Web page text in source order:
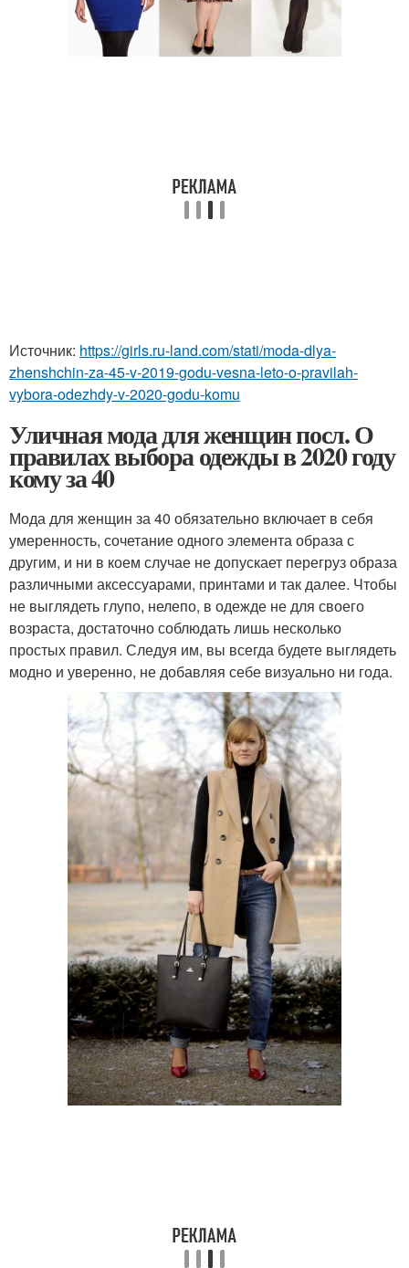
Источник: https://girls.ru-land.com/stati/moda-dlya-
zhenshchin-za-45-v-2019-godu-vesna-leto-o-pravilah-
vybora-odezhdy-v-2020-godu-komu
Уличная мода для женщин посл. О
правилах выбора одежды в 2020 году
кому за 40
Мода для женщин за 40 обязательно включает в себя
умеренность, сочетание одного элемента образа с
другим, и ни в коем случае не допускает перегруз образа
различными аксессуарами, принтами и так далее. Чтобы
не выглядеть глупо, нелепо, в одежде не для своего
возраста, достаточно соблюдать лишь несколько
простых правил. Следуя им, вы всегда будете выглядеть
модно и уверенно, не добавляя себе визуально ни года.